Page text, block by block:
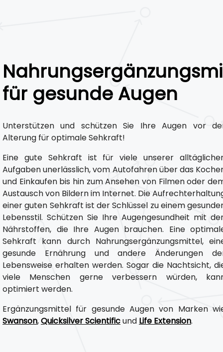
für gesunde Augen
Unterstützen und schützen Sie Ihre Augen vor
Alterung für optimale Sehkraft!
Eine gute Sehkraft ist für viele unserer
Aufgaben unerlässlich, vom Autofahren über das
und Einkaufen bis hin zum Ansehen von Filmen oder
Austausch von Bildern im Internet. Die
einer guten Sehkraft ist der Schlüssel zu einem
Lebensstil. Schützen Sie Ihre Augengesundheit mit
Nährstoffen, die Ihre Augen brauchen. Eine
Sehkraft kann durch Nahrungsergänzungsmittel,
gesunde Ernährung und andere Änderungen
Lebensweise erhalten werden. Sogar die Nachtsicht,
viele Menschen gerne verbessern würden,
optimiert werden.
Ergänzungsmittel für gesunde Augen von Marken
Swanson,Quicksilver Scientificund Life Extension.